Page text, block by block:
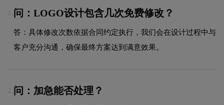
问：LOGO设计包含几次免费修改？
答：具体修改次数依据合同约定执行，我们会在设计过程中与
客户充分沟通，确保最终方案达到满意效果。
2. 问：加急能否处理？